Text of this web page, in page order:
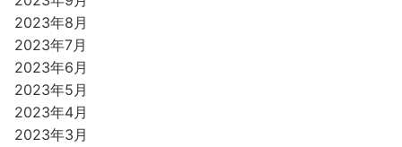
2023年8月
2023年7月
2023年6月
2023年5月
2023年4月
2023年3月